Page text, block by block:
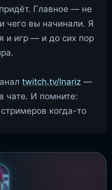
Главное — не
чего вы начинали. Я
и игр — и до сих пор
twitch.tv/lnariz —
чате. И помните:
когда-то